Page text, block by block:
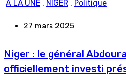
A LA UNE , NIGER , Politique
27 mars 2025
Niger : le général
officiellement investi